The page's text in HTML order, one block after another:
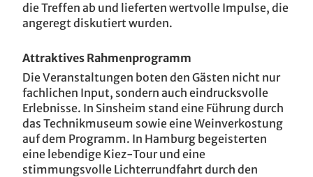
die Treffen ab und lieferten wertvolle Impulse, die
angeregt diskutiert wurden.
Attraktives Rahmenprogramm
Die Veranstaltungen boten den Gästen nicht nur
fachlichen Input, sondern auch eindrucksvolle
Erlebnisse. In Sinsheim stand eine Führung durch
das Technikmuseum sowie eine Weinverkostung
auf dem Programm. In Hamburg begeisterten
eine lebendige Kiez-Tour und eine
stimmungsvolle Lichterrundfahrt durch den